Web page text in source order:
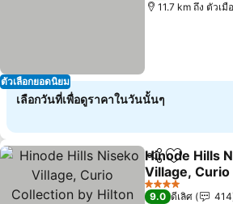
ตัวเลือกยอดนิยม
11.7 km ถึง ตัวเมื
เลือกวันที่เพื่อดูราคาในวันนั้นๆ
แชร์ เพิ่มในรา
Hinode Hills
Village,
by Hilton
4 ดาว
9.0 ดีเลิศ
414